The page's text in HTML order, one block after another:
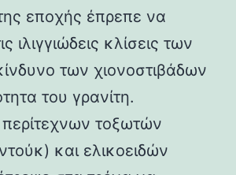
εποχής έπρεπε να
ιλιγγιώδεις κλίσεις των
των χιονοστιβάδων
του γρανίτη.
τοξωτών
και ελικοειδών